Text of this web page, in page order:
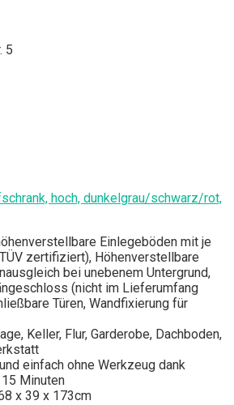
5
hoch, dunkelgrau/schwarz/rot,
Einlegeböden mit je
zertifiziert), Höhenverstellbare
bei unebenem Untergrund,
(nicht im Lieferumfang
Türen, Wandfixierung für
Keller, Flur, Garderobe, Dachboden,
einfach ohne Werkzeug dank
Minuten
x 39 x 173cm